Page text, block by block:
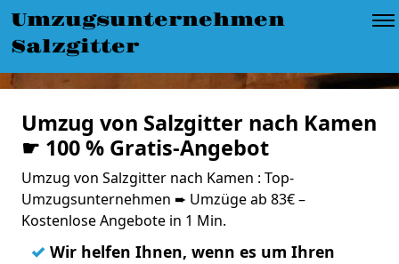
Umzugsunternehmen
Salzgitter
Umzug von Salzgitter nach Kamen
☛ 100 % Gratis-Angebot
Umzug von Salzgitter nach Kamen : Top-
Umzugsunternehmen ➨ Umzüge ab 83€ –
Kostenlose Angebote in 1 Min.
✓ Wir helfen Ihnen, wenn es um Ihren